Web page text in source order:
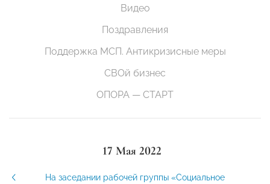
Видео
Поздравления
Поддержка МСП. Антикризисные меры
СВОй бизнес
ОПОРА — СТАРТ
17 Мая 2022
На заседании рабочей группы «Социальное